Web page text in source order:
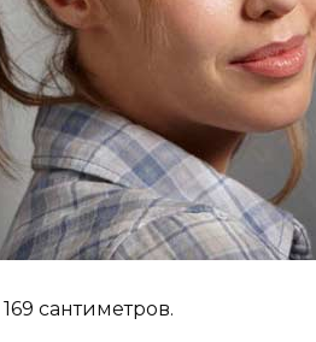
169 сантиметров.